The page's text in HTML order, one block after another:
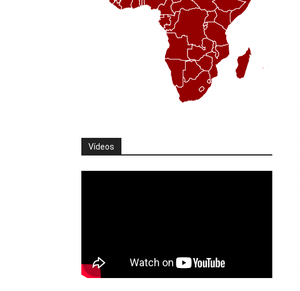
Vídeos